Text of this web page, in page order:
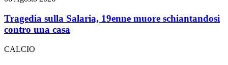
Tragedia sulla Salaria, 19enne muore schiantandosi
contro una casa
CALCIO